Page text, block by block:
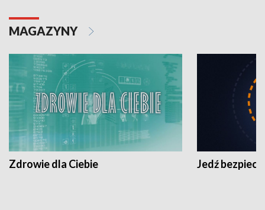
MAGAZYNY
Zdrowie dla Ciebie Jedź